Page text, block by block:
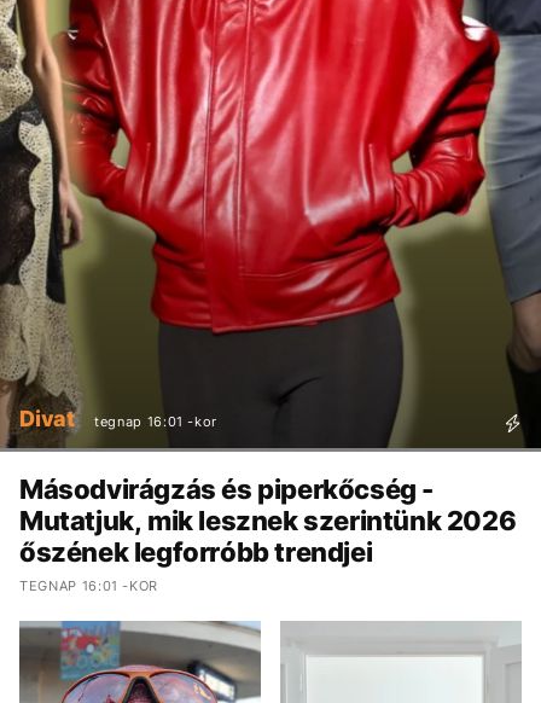
Divat tegnap 16:01 -kor
Másodvirágzás és piperkőcség -
Mutatjuk, mik lesznek szerintünk 2026
őszének legforróbb trendjei
TEGNAP 16:01 -KOR